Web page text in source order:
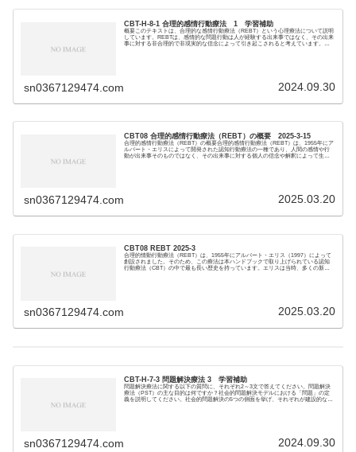
CBT-H-8-1 合理的感情行動療法 1 学習補助
概要このテキストは、合理的な感情行動療法（REBT）という心理療法について説明
しています。REBTは、感情的な問題行動は人が経験する出来事ではなく、その出来
事に対する非合理的で非現実的な信念によって引き起こされると考えています。
sn0367129474.com 2024.09.30
CBT08 合理的感情行動療法（REBT）の概要 2025-3-15
合理的感情行動療法（REBT）の概要合理的感情行動療法（REBT）は、1955年にア
ルバート・エリスによって開発された認知行動療法の一種であり、人間の感情や行
動が出来事そのものではなく、その出来事に対する個人の信念や解釈によって生じ
sn0367129474.com 2025.03.20
CBT08 REBT 2025-3
合理的情動行動療法（REBT）は、1955年にアルバート・エリス（1997）によって
創設されました。そのため、この療法は本ハンドブックで取り上げられている認知
行動療法（CBT）の中で最も長い歴史を持っています。エリスは当時、多くの新し
sn0367129474.com 2025.03.20
CBT-H-7-3 問題解決療法 3 学習補助
問題解決療法に関する以下の質問に、それぞれ2～3文で答えてください。問題解決
療法（PST）の主な目的は何ですか？社会的問題解決モデルにおける「問題」の定
義を説明してください。社会的問題解決の5つの側面を挙げ、それぞれが建設的な側
sn0367129474.com 2024.09.30